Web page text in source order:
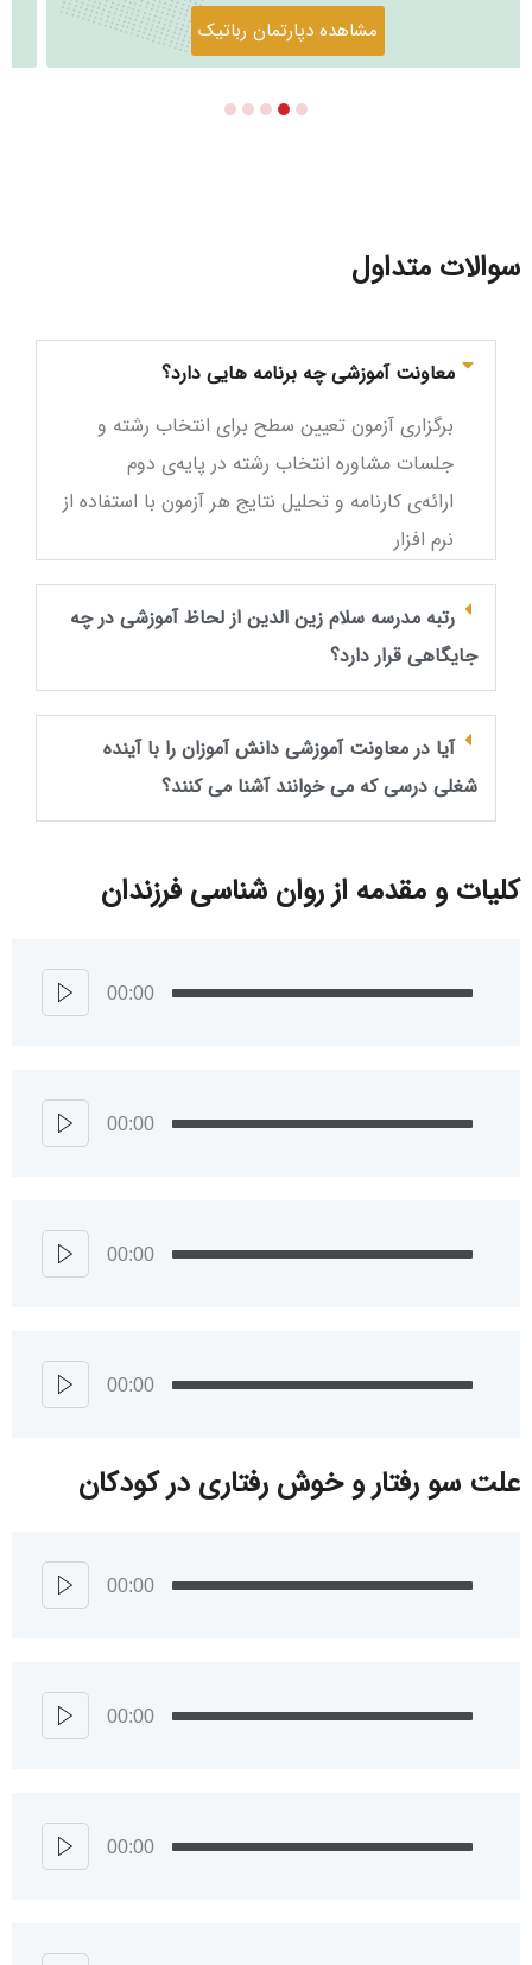
مشاهده دپارتمان رباتیک
سوالات متداول
معاونت آموزشی چه برنامه هایی دارد؟
برگزاری آزمون تعیین سطح برای انتخاب رشته و
جلسات مشاوره انتخاب رشته در پایه‌ی دوم
ارائه‌ی کارنامه و تحلیل نتایج هر آزمون با استفاده از
نرم‌ افزار
رتبه مدرسه سلام زین الدین از لحاظ آموزشی در چه
جایگاهی قرار دارد؟
آیا در معاونت آموزشی دانش آموزان را با آینده
شغلی درسی که می خوانند آشنا می کنند؟
کلیات و مقدمه از روان شناسی فرزندان
00:00
00:00
00:00
00:00
علت سو رفتار و خوش رفتاری در کودکان
00:00
00:00
00:00